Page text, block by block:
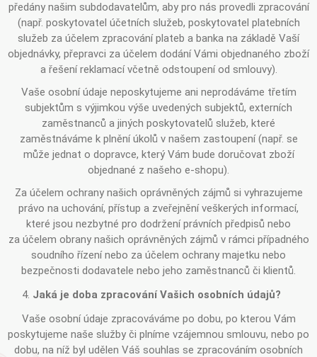
předány našim subdodavatelům, aby pro nás provedli zpracování
(např. poskytovatel účetních služeb, poskytovatel platebních
služeb za účelem zpracování plateb a banka na základě Vaší
objednávky, přepravci za účelem dodání Vámi objednaného zboží
a řešení reklamací včetně odstoupení od smlouvy).
Vaše osobní údaje neposkytujeme ani neprodáváme třetím
subjektům s výjimkou výše uvedených subjektů, externích
zaměstnanců a jiných poskytovatelů služeb, které
zaměstnáváme k plnění úkolů v našem zastoupení (např. se
může jednat o dopravce, který Vám bude doručovat zboží
objednané z našeho e-shopu).
Za účelem ochrany našich oprávněných zájmů si vyhrazujeme
právo na uchování, přístup a zveřejnění veškerých informací,
které jsou nezbytné pro dodržení právních předpisů nebo
za účelem obrany našich oprávněných zájmů v rámci případného
soudního řízení nebo za účelem ochrany majetku nebo
bezpečnosti dodavatele nebo jeho zaměstnanců či klientů.
Jaká je doba zpracování Vašich osobních údajů?
Vaše osobní údaje zpracováváme po dobu, po kterou Vám
poskytujeme naše služby či plníme vzájemnou smlouvu, nebo po
dobu, na níž byl udělen Váš souhlas se zpracováním osobních